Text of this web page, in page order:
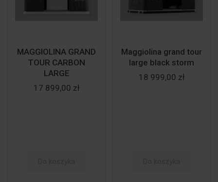
MAGGIOLINA GRAND
TOUR CARBON
LARGE
17 899,00 zł
Maggiolina grand tour
large black storm
18 999,00 zł